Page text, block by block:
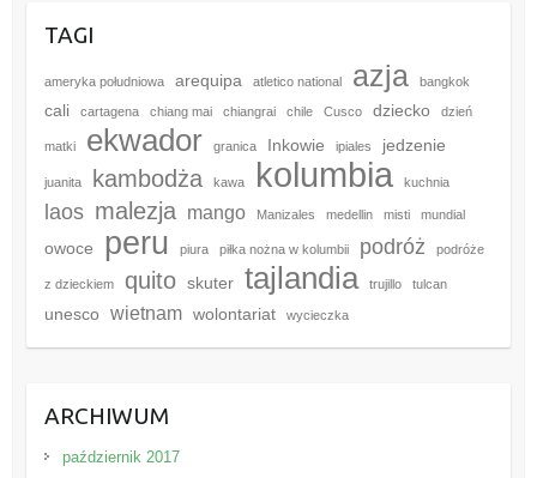
TAGI
ameryka południowa arequipa atletico national azja bangkok
cali cartagena chiang mai chiangrai chile Cusco dziecko dzień
matki ekwador granica Inkowie ipiales jedzenie
juanita kambodża kawa kolumbia kuchnia
laos malezja mango Manizales medellin misti mundial
owoce peru piura piłka nożna w kolumbii podróż podróże
z dzieckiem quito skuter tajlandia trujillo tulcan
unesco wietnam wolontariat wycieczka
ARCHIWUM
październik 2017